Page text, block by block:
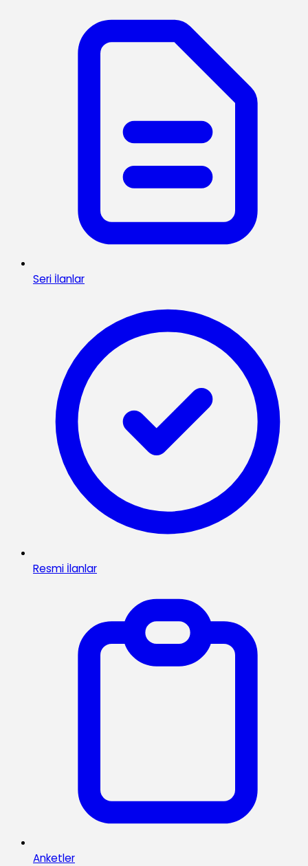
Seri İlanlar
Resmi İlanlar
Anketler